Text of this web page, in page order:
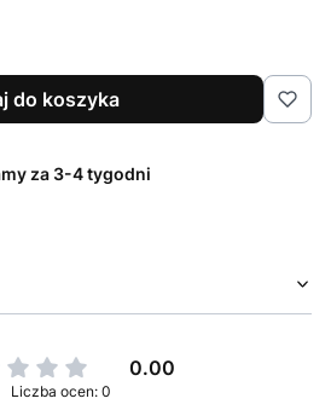
do koszyka
za 3-4 tygodni
0.00
Liczba ocen: 0